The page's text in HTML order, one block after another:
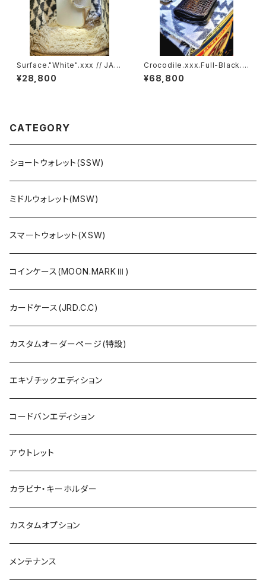
Surface."White".xxx // JAC
K.RIDE.SSW
¥28,800
Crocodile.xxx.Full-Black.E
dition// JACK.RIDE.SSW
¥68,800
CATEGORY
ショートウォレット(SSW)
ミドルウォレット(MSW)
スマートウォレット(XSW)
コインケース(MOON.MARKⅢ)
カードケース(JRD.C.C)
カスタムオーダーページ(特設)
エキゾチックエディション
コードバンエディション
アウトレット
カラビナ・キーホルダー
カスタムオプション
メンテナンス